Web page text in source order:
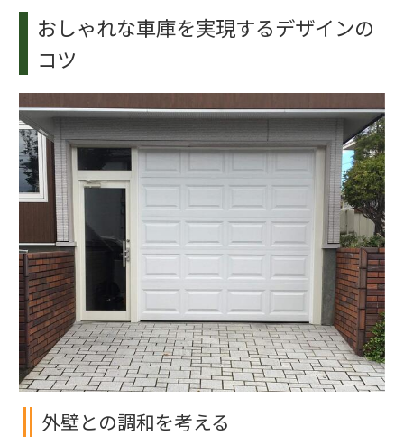
おしゃれな車庫を実現するデザインの
コツ
外壁との調和を考える